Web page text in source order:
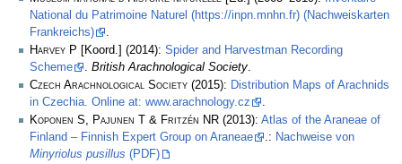
National du Patrimoine Naturel (https://inpn.mnhn.fr) (Nachweiskarten
Frankreichs)
Harvey P [Koord.] (2014): Spider and Harvestman Recording
Scheme
. British Arachnological Society.
Czech Arachnological Society (2015): Distribution Maps of Arachnids
in Czechia. Online at: www.arachnology.cz
.
Koponen S, Pajunen T & Fritzén NR (2013): Atlas of the Araneae of
Finland – Finnish Expert Group on Araneae
.: Nachweise von
Minyriolus pusillus (PDF)